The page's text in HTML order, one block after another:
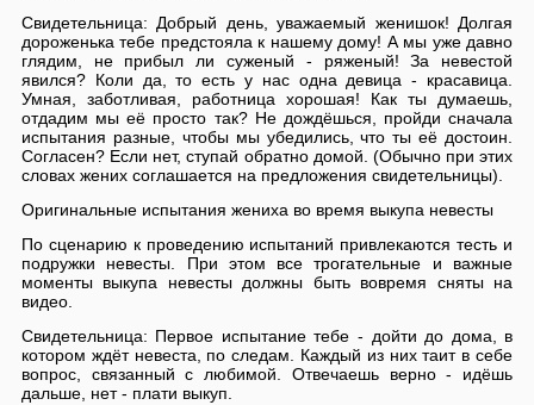
Свидетельница: Добрый день, уважаемый женишок! Долгая
дороженька тебе предстояла к нашему дому! А мы уже давно
глядим, не прибыл ли суженый - ряженый! За невестой
явился? Коли да, то есть у нас одна девица - красавица.
Умная, заботливая, работница хорошая! Как ты думаешь,
отдадим мы её просто так? Не дождёшься, пройди сначала
испытания разные, чтобы мы убедились, что ты её достоин.
Согласен? Если нет, ступай обратно домой. (Обычно при этих
словах жених соглашается на предложения свидетельницы).
Оригинальные испытания жениха во время выкупа невесты
По сценарию к проведению испытаний привлекаются тесть и
подружки невесты. При этом все трогательные и важные
моменты выкупа невесты должны быть вовремя сняты на
видео.
Свидетельница: Первое испытание тебе - дойти до дома, в
котором ждёт невеста, по следам. Каждый из них таит в себе
вопрос, связанный с любимой. Отвечаешь верно - идёшь
дальше, нет - плати выкуп.